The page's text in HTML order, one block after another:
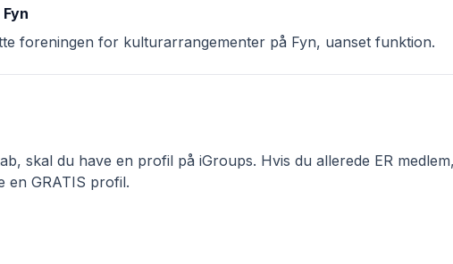
foreningen for kulturarrangementer på Fyn, uanset funktion.
skal du have en profil på iGroups. Hvis du allerede ER
en GRATIS profil.